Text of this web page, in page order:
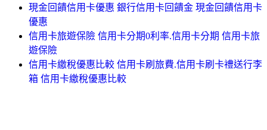
現金回饋信用卡優惠 銀行信用卡回饋金 現金回饋信用卡
優惠
信用卡旅遊保險 信用卡分期0利率.信用卡分期 信用卡旅
遊保險
信用卡繳稅優惠比較 信用卡刷旅費.信用卡刷卡禮送行李
箱 信用卡繳稅優惠比較